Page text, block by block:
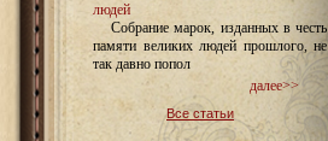
людей
Собрание марок, изданных в честь
памяти великих людей прошлого, не
так давно попол
далее>>
Все статьи